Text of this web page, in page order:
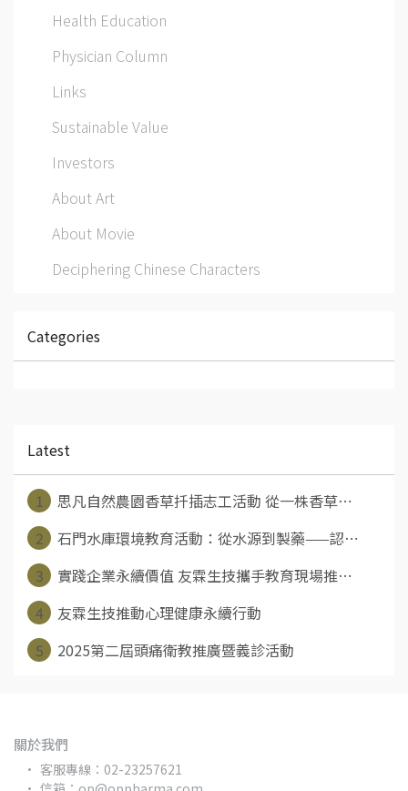
Health Education
Physician Column
Links
Sustainable Value
Investors
About Art
About Movie
Deciphering Chinese Characters
Categories
Latest
1
思凡自然農園香草扦插志工活動 從一株香草⋯
2
石門水庫環境教育活動：從水源到製藥——認⋯
3
實踐企業永續價值 友霖生技攜手教育現場推⋯
4
友霖生技推動心理健康永續行動
5
2025第二屆頭痛衛教推廣暨義診活動
關於我們
客服專線：02-23257621